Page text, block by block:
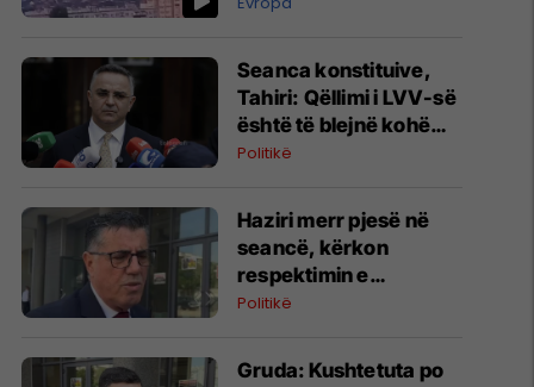
Seanca konstituive,
Tahiri: Qëllimi i LVV-së
është të blejnë kohë
dhe rastin ta dërgojmë
Politikë
​Haziri merr pjesë në
seancë, kërkon
respektimin e
Kushtetutës
Politikë
Gruda: Kushtetuta po